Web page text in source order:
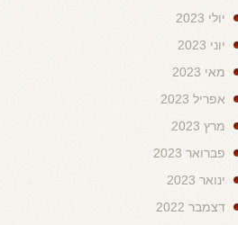
יולי 2023
יוני 2023
מאי 2023
אפריל 2023
מרץ 2023
פברואר 2023
ינואר 2023
דצמבר 2022